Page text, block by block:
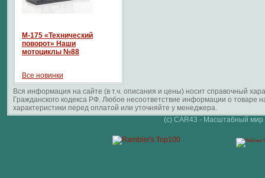
М-175 «Технический
поворот» Наши
мотоциклы №88
Все новинки
Вся информация на сайте (в т.ч. описания и цены) носит справочный
Гражданского кодекса РФ. Любое несоответствие информации о
характеристики перед оплатой или уточняйте у менеджера.
(c) CAR43 - Масштабный мир